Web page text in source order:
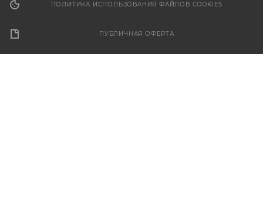
ПОЛИТИКА ИСПОЛЬЗОВАНИЯ ФАЙЛОВ COOKIES
ПУБЛИЧНАЯ ОФЕРТА